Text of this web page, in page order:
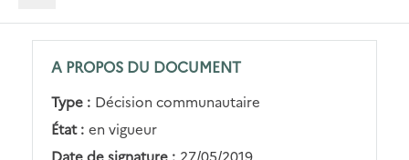
A PROPOS DU DOCUMENT
Type : Décision communautaire
État : en vigueur
Date de signature : 27/05/2019